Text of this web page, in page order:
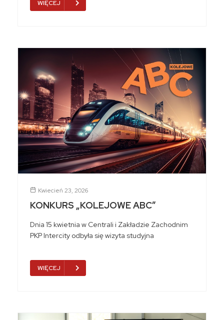
WIĘCEJ
Kwiecień 23, 2026
KONKURS „KOLEJOWE ABC”
Dnia 15 kwietnia w Centrali i Zakładzie Zachodnim
PKP Intercity odbyła się wizyta studyjna
WIĘCEJ